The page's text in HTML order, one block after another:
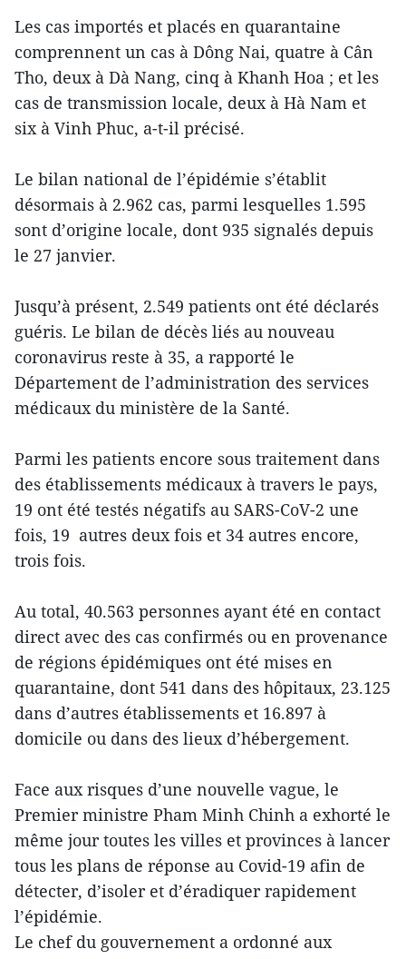
Les cas importés et placés en quarantaine
comprennent un cas à Dông Nai, quatre à Cân
Tho, deux à Dà Nang, cinq à Khanh Hoa ; et les
cas de transmission locale, deux à Hà Nam et
six à Vinh Phuc, a-t-il précisé.
Le bilan national de l’épidémie s’établit
désormais à 2.962 cas, parmi lesquelles 1.595
sont d’origine locale, dont 935 signalés depuis
le 27 janvier.
Jusqu’à présent, 2.549 patients ont été déclarés
guéris. Le bilan de décès liés au nouveau
coronavirus reste à 35, a rapporté le
Département de l’administration des services
médicaux du ministère de la Santé.
Parmi les patients encore sous traitement dans
des établissements médicaux à travers le pays,
19 ont été testés négatifs au SARS-CoV-2 une
fois, 19 autres deux fois et 34 autres encore,
trois fois.
Au total, 40.563 personnes ayant été en contact
direct avec des cas confirmés ou en provenance
de régions épidémiques ont été mises en
quarantaine, dont 541 dans des hôpitaux, 23.125
dans d’autres établissements et 16.897 à
domicile ou dans des lieux d’hébergement.
Face aux risques d’une nouvelle vague, le
Premier ministre Pham Minh Chinh a exhorté le
même jour toutes les villes et provinces à lancer
tous les plans de réponse au Covid-19 afin de
détecter, d’isoler et d’éradiquer rapidement
l’épidémie.
Le chef du gouvernement a ordonné aux